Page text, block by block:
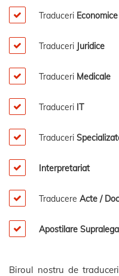
Traduceri Economice
Traduceri Juridice
Traduceri Medicale
Traduceri IT
Traduceri
Interpretariat
Traducere Acte /
Apostilare
Biroul nostru de